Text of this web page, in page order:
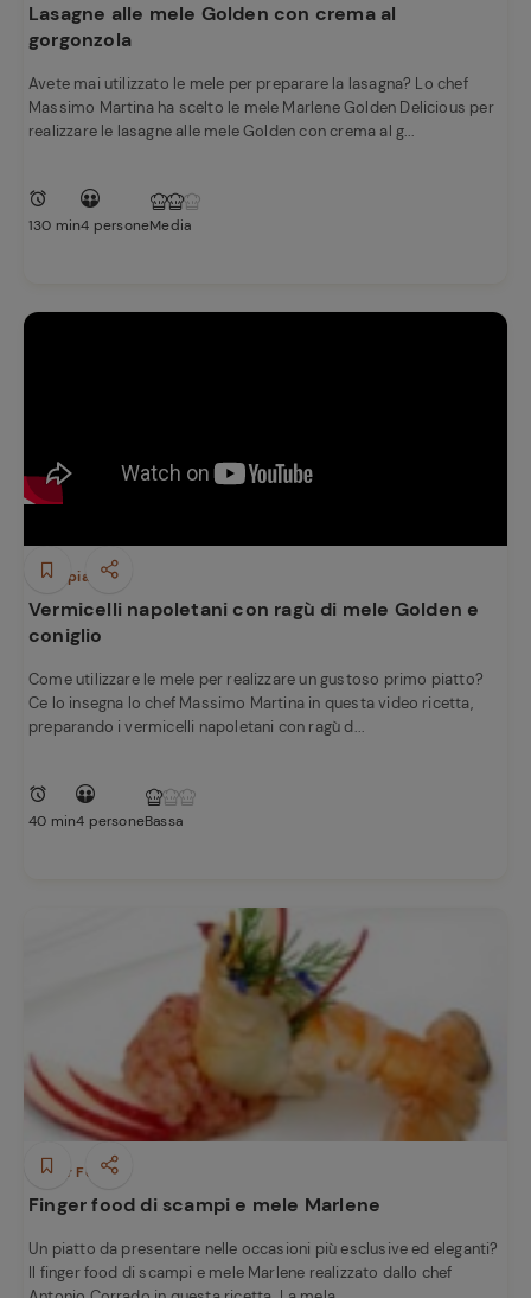
Lasagne alle mele Golden con crema al
gorgonzola
Avete mai utilizzato le mele per preparare la lasagna? Lo chef
Massimo Martina ha scelto le mele Marlene Golden Delicious per
realizzare le lasagne alle mele Golden con crema al g...
130 min4 personeMedia
Primi piatti
Vermicelli napoletani con ragù di mele Golden e
coniglio
Come utilizzare le mele per realizzare un gustoso primo piatto?
Ce lo insegna lo chef Massimo Martina in questa video ricetta,
preparando i vermicelli napoletani con ragù d...
40 min4 personeBassa
Finger Food
Finger food di scampi e mele Marlene
Un piatto da presentare nelle occasioni più esclusive ed eleganti?
Il finger food di scampi e mele Marlene realizzato dallo chef